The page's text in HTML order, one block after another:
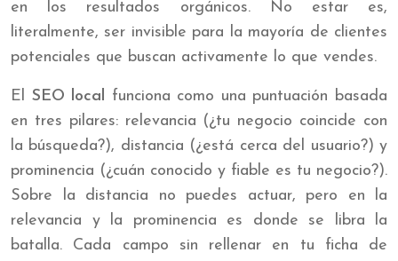
en los resultados orgánicos. No estar es,
literalmente, ser invisible para la mayoría de clientes
potenciales que buscan activamente lo que vendes.
El SEO local funciona como una puntuación basada
en tres pilares: relevancia (¿tu negocio coincide con
la búsqueda?), distancia (¿está cerca del usuario?) y
prominencia (¿cuán conocido y fiable es tu negocio?).
Sobre la distancia no puedes actuar, pero en la
relevancia y la prominencia es donde se libra la
batalla. Cada campo sin rellenar en tu ficha de